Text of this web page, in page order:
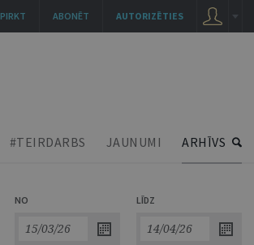
#TEIRDARBS JAUNUMI ARHĪVS
NO LĪDZ
AUTORIZĒTIES
ABONĒT
PIRKT